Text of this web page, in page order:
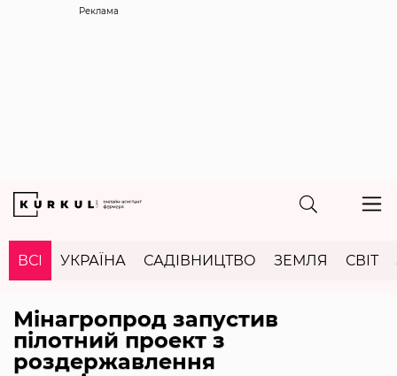
Реклама
ВСІ УКРАЇНА САДІВНИЦТВО ЗЕМЛЯ СВІТ
Мінагропрод запустив
пілотний проект з
роздержавлення